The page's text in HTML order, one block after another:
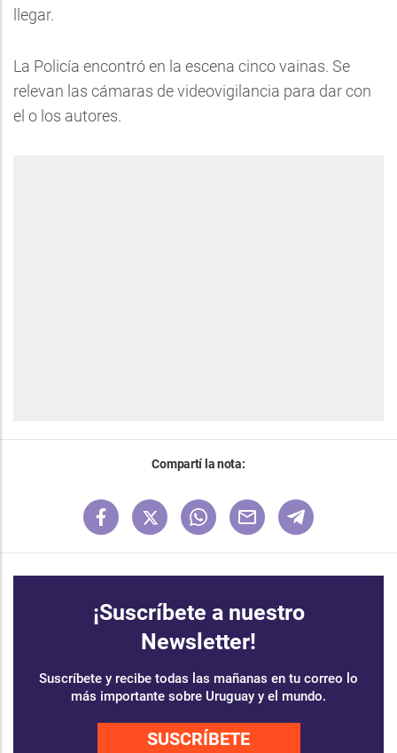
llegar.
La Policía encontró en la escena cinco vainas. Se
relevan las cámaras de videovigilancia para dar con
el o los autores.
Compartí la nota:
¡Suscríbete a nuestro
Newsletter!
Suscríbete y recibe todas las mañanas en tu correo lo
más importante sobre Uruguay y el mundo.
SUSCRÍBETE